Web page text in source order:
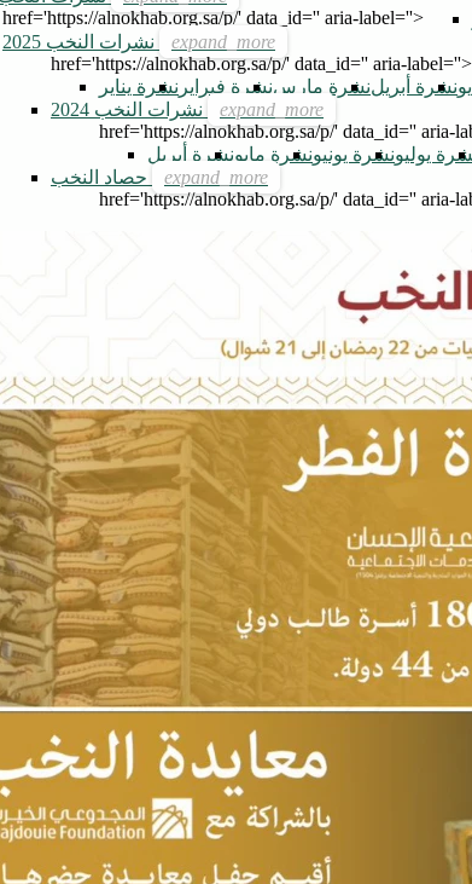
href='https://alnokhab.org.sa/p/' data_id='' aria-label=''>
href='https://alnokhab.org.sa/p/' data_id='' aria-label=''>
نشرة يناير نشرة فبرايرنشرة مارسنشرة أبريل
href='https://alnokhab.org.sa/p/' data_id='' aria-
نشرة أبريلنشرة مايونشرة يونيويوليو
href='https://alnokhab.org.sa/p/' data_id='' aria-